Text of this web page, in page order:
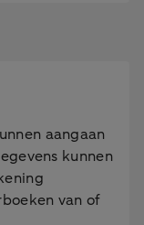
aangaan
kunnen
van of